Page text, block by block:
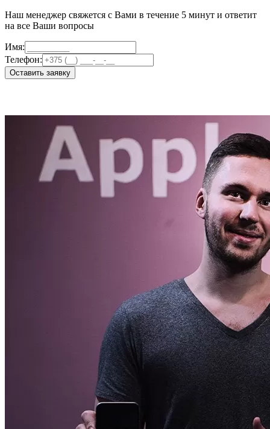
Наш менеджер свяжется с Вами в течение 5 минут и ответит
на все Ваши вопросы
Имя:
Телефон:
Оставить заявку